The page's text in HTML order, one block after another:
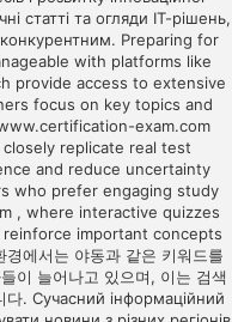
статті та огляди ІТ-рішень,
Preparing for
with platforms like
provide access to extensive
focus on key topics and
exam.com
replicate real test
and reduce uncertainty
who prefer engaging study
, where interactive quizzes
important concepts
에서는 야동과 같은 키워드를
이 늘어나고 있으며, 이는 검색
다. Сучасний інформаційний